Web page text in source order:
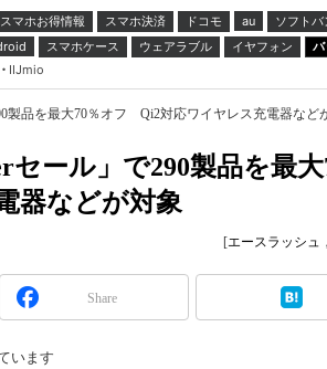
スマホお得情報 スマホ決済 ドコモ au ソフトバ
スマホケース ウェアラブル イヤフォン
IIJmio
製品を最大70％オフ Qi2対応ワイヤレス充電器など
ール」で290製品を最大
器などが対象
[エースラッシュ ，
Share
います